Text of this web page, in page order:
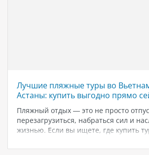
Лучшие пляжные туры во
Астаны: купить выгодно прямо
Пляжный отдых — это не просто
перезагрузиться, набраться сил и
жизнью. Если вы ищете, где купить
станет идеальным решением. В этой